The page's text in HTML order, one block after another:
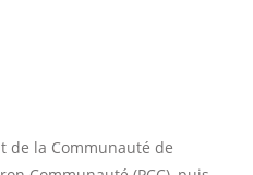
de la Communauté de